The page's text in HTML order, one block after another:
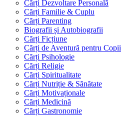
Cărți Dezvoltare Personală
Cărți Familie & Cuplu
Cărți Parenting
Biografii și Autobiografii
Cărți Ficțiune
Cărți de Aventură pentru Copii
Cărți Psihologie
Cărți Religie
Cărți Spiritualitate
Cărți Nutriție & Sănătate
Cărți Motivaționale
Cărți Medicină
Cărți Gastronomie